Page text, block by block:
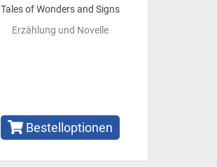
Tales of Wonders and Signs
Erzählung und Novelle
Bestelloptionen